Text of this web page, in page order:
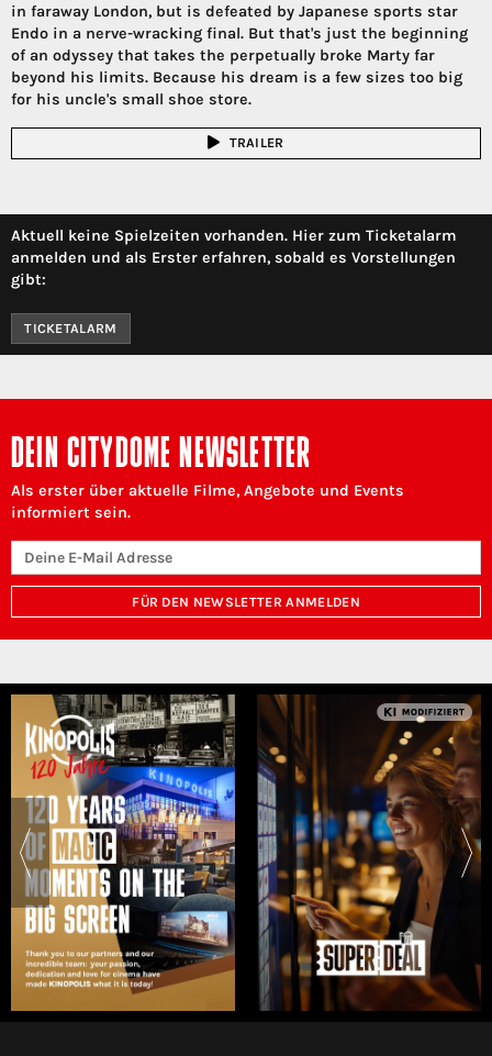
in faraway London, but is defeated by Japanese sports star
Endo in a nerve-wracking final. But that's just the beginning
of an odyssey that takes the perpetually broke Marty far
beyond his limits. Because his dream is a few sizes too big
for his uncle's small shoe store.
TRAILER
Aktuell keine Spielzeiten vorhanden. Hier zum Ticketalarm
anmelden und als Erster erfahren, sobald es Vorstellungen
gibt:
TICKETALARM
DEIN CITYDOME NEWSLETTER
Als erster über aktuelle Filme, Angebote und Events
informiert sein.
FÜR DEN NEWSLETTER ANMELDEN